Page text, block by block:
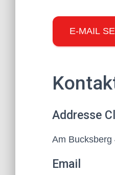
E-MAIL
Address​e
Am Bucksberg
Email